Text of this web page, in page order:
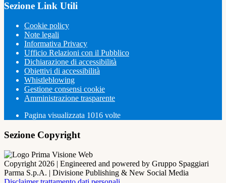
Sezione Link Utili
Cookie policy
Note legali
Informativa Privacy
Ufficio Relazioni con il Pubblico
Dichiarazione di accessibilità
Obiettivi di accessibilità
Whistleblowing
Gestione consensi cookie
Amministrazione trasparente
Pagina visualizzata 1016 volte
Sezione Copyright
Copyright 2026 | Engineered and powered by Gruppo Spaggiari
Parma S.p.A. | Divisione Publishing & New Social Media